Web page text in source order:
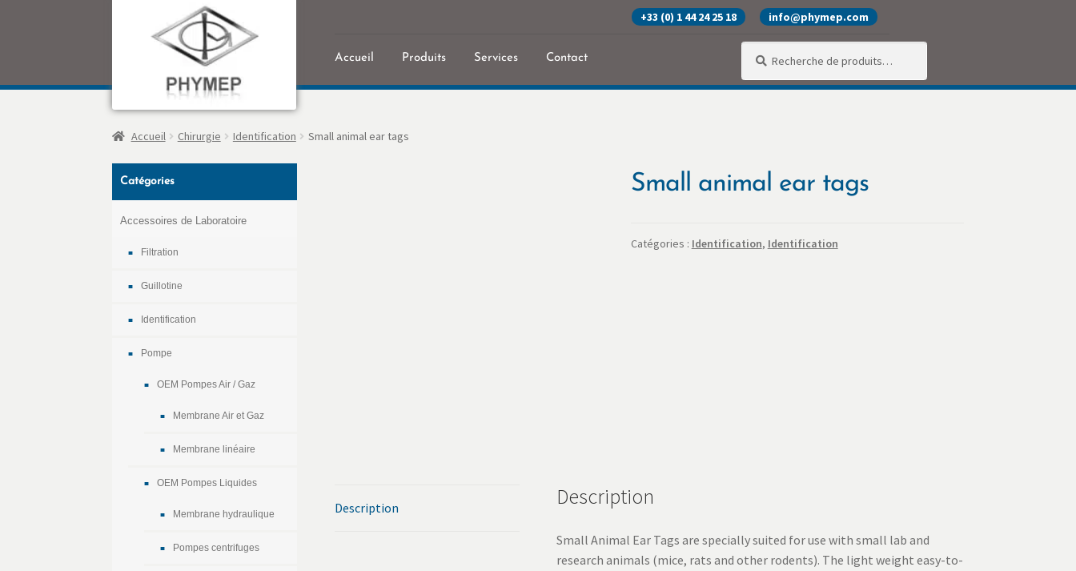
+33 (0) 1 44 24 25 18 info@phymep.com
Accueil Produits Services Contact
Recherche
pour :
Accueil Chirurgie Identification Small animal ear tags
Small animal ear tags
Catégories : Identification, Identification
Description Description
Small Animal Ear Tags are specially suited for use with small lab and
research animals (mice, rats and other rodents). The light weight easy-to-
Catégories
Accessoires de Laboratoire
Filtration
Guillotine
Identification
Pompe
OEM Pompes Air / Gaz
Membrane Air et Gaz
Membrane linéaire
OEM Pompes Liquides
Membrane hydraulique
Pompes centrifuges